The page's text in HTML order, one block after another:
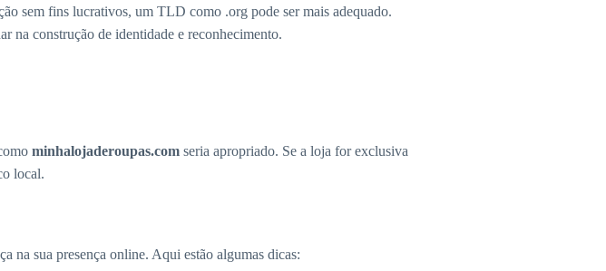
sem fins lucrativos, um TLD como .org pode ser mais adequado.
na construção de identidade e reconhecimento.
minhalojaderoupas.com seria apropriado. Se a loja for exclusiva
local.
na sua presença online. Aqui estão algumas dicas: